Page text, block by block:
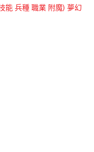
能 兵種 職業 附魔) 夢幻